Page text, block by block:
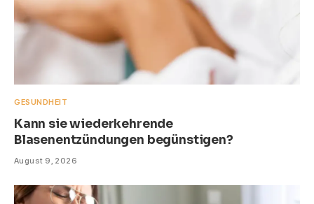
GESUNDHEIT
Kann sie wiederkehrende
Blasenentzündungen begünstigen?
August 9, 2026